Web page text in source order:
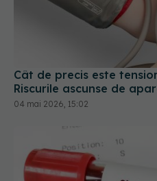
Cât de precis este
Riscurile ascunse de